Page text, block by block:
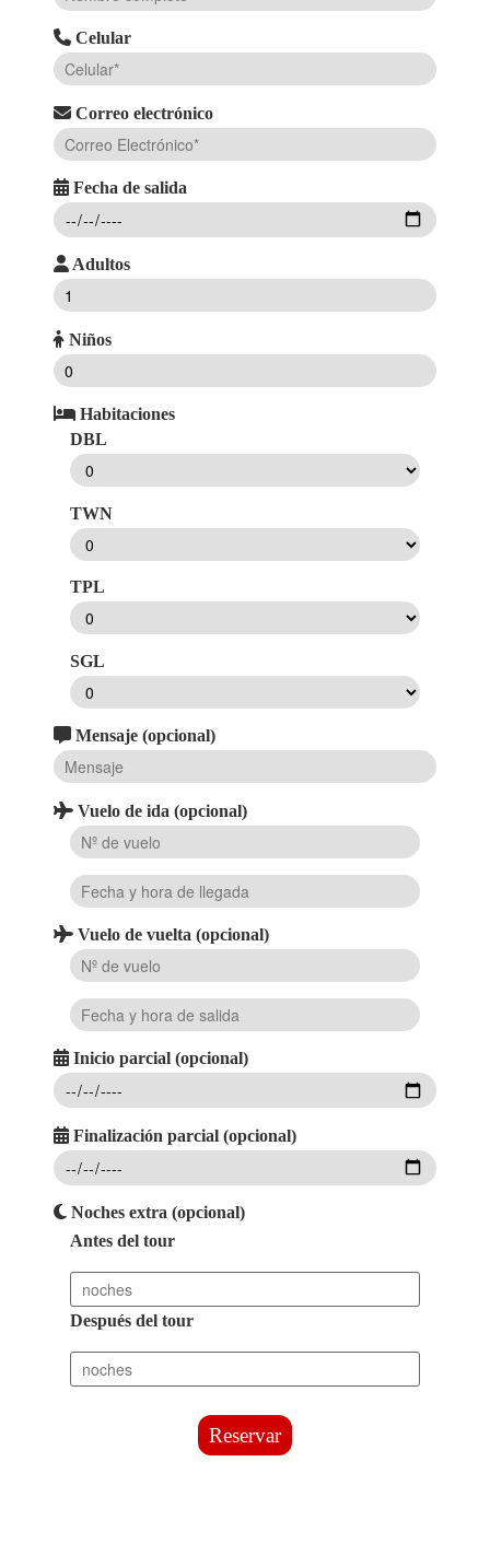
Celular
Correo electrónico
Fecha de salida
Adultos
Niños
Habitaciones
DBL
TWN
TPL
SGL
Mensaje (opcional)
Vuelo de ida (opcional)
Vuelo de vuelta (opcional)
Inicio parcial (opcional)
Finalización parcial (opcional)
Noches extra (opcional)
Antes del tour
Después del tour
Reservar